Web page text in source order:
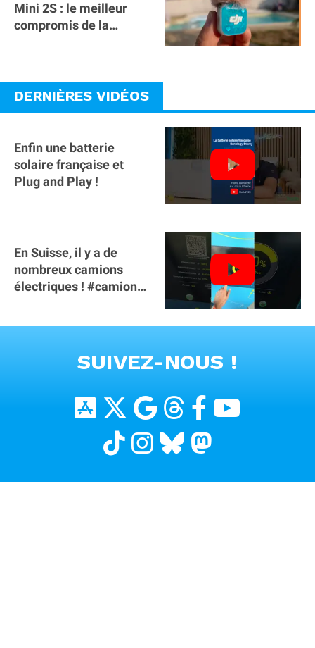
Mini 2S : le meilleur
compromis de la
DERNIÈRES VIDÉOS
Enfin une batterie
solaire française et
Plug and Play !
En Suisse, il y a de
nombreux camions
électriques ! #camion
#voitureelectrique
SUIVEZ-NOUS !